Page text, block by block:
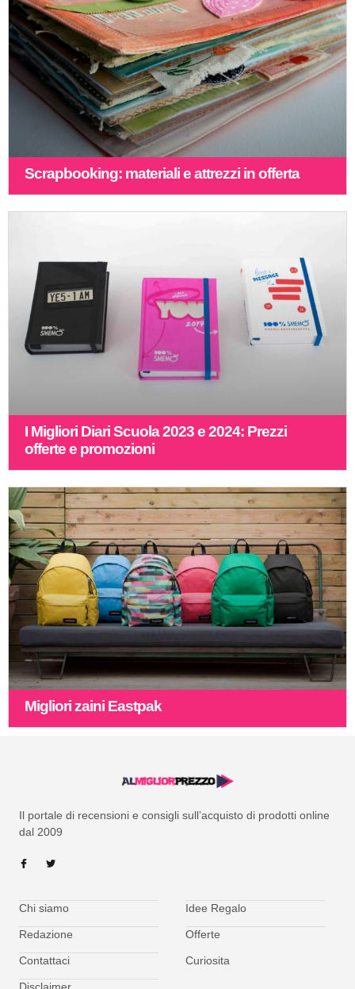
Scrapbooking: materiali e attrezzi in offerta
I Migliori Diari Scuola 2023 e 2024: Prezzi
offerte e promozioni
Migliori zaini Eastpak
Il portale di recensioni e consigli sull’acquisto di prodotti online
dal 2009
Chi siamo
Redazione
Contattaci
Disclaimer
Idee Regalo
Offerte
Curiosita